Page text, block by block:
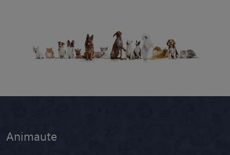
Animaute